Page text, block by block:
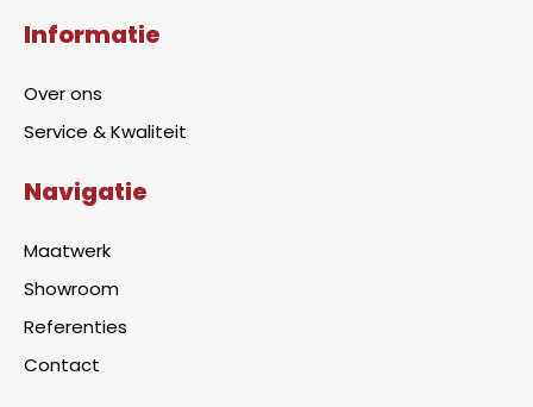
Informatie
Over ons
Service & Kwaliteit
Navigatie
Maatwerk
Showroom
Referenties
Contact